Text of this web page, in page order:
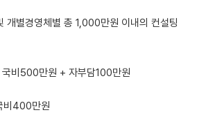
개별경영체별 총 1,000만원 이내의 컨설팅
비500만원 + 자부담100만원
비400만원